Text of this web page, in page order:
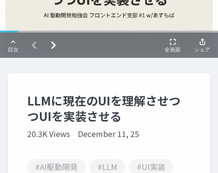
LLMに現在のUIを理解させつ
つUIを実装させる
20.3K Views December 11, 25
#AI駆動開発 #LLM
#UI実装